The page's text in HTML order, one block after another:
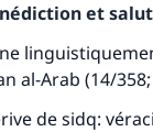
et
al-Arab (14/358;
desidq: